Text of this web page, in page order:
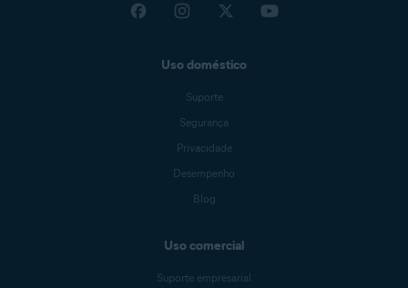
Uso doméstico
Suporte
Segurança
Privacidade
Desempenho
Blog
Uso comercial
Suporte empresarial